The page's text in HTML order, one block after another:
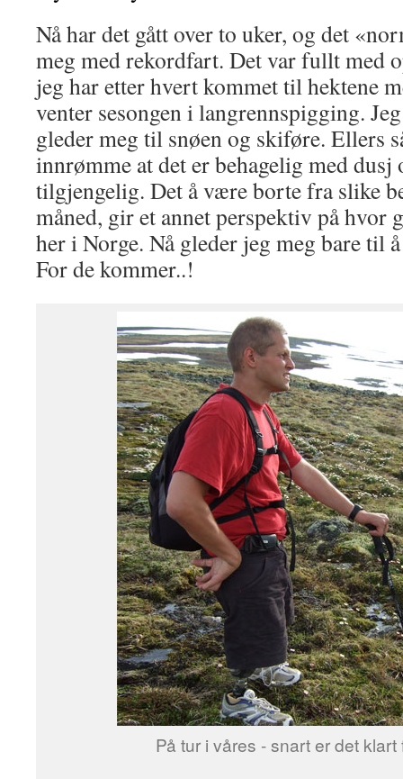
Nå har det gått over to uker, og det
meg med rekordfart. Det var fullt med
jeg har etter hvert kommet til hektene
venter sesongen i langrennspigging.
gleder meg til snøen og skiføre. Ellers
innrømme at det er behagelig med dusj
tilgjengelig. Det å være borte fra slike
måned, gir et annet perspektiv på hvor
her i Norge. Nå gleder jeg meg bare til
For de kommer..!
På tur i våres - snart er det klart